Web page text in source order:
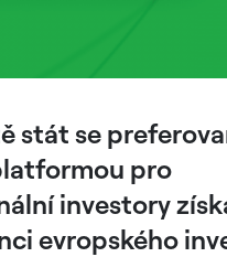
stát se
pro
investory
evropského